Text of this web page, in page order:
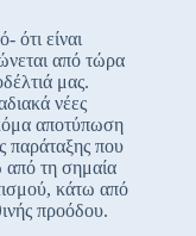
ότι είναι
από τώρα
μας.
νέες
αποτύπωση
παράταξης που
από τη σημαία
κάτω από
προόδου.